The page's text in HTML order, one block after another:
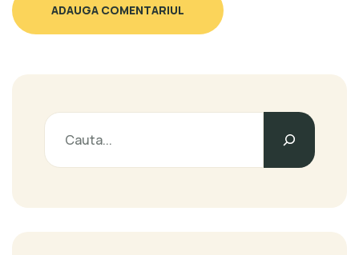
ADAUGA COMENTARIUL